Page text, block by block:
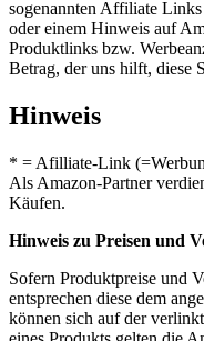
sogenannten Affiliate
oder einem Hinweis auf
Produktlinks bzw.
Betrag, der uns hilft, diese
Hinweis
* = Afilliate-Link
Als Amazon-Partner
Käufen.
Hinweis zu Preisen und
Sofern Produktpreise und
entsprechen diese dem
können sich auf der